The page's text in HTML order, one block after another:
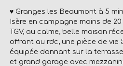
♥️ Granges les Beaumont à 5
Isère en campagne moins de
TGV, au calme, belle maison
offrant au rdc, une pièce de vie
équipée donnant sur la
et grand garage avec